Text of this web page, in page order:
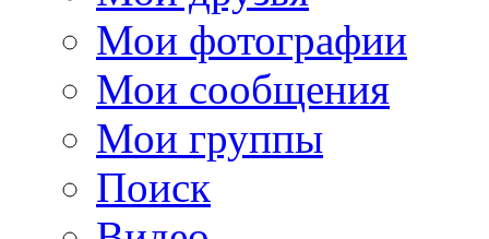
Мои фотографии
Мои сообщения
Мои группы
Поиск